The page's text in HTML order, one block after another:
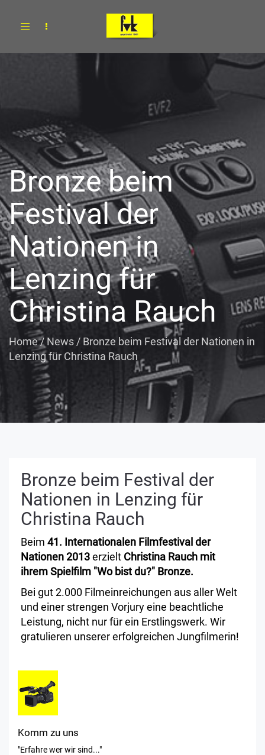
Toggle
Bronze beim
Festival der
Nationen in
Lenzing für
Christina Rauch
Home/ News / Bronze beim Festival der Nationen in
Lenzing für Christina Rauch
Bronze beim Festival der
Nationen in Lenzing für
Christina Rauch
Beim 41. Internationalen Filmfestival der
Nationen 2013erzielt Christina Rauch mit
ihrem Spielfilm "Wo bist du?" Bronze.
Bei gut 2.000 Filmeinreichungen aus aller Welt
und einer strengen Vorjury eine beachtliche
Leistung, nicht nur für ein Erstlingswerk. Wir
gratulieren unserer erfolgreichen Jungfilmerin!
Komm zu uns
"Erfahre wer wir sind..."